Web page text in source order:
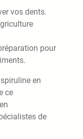
vos dents.
pour
en
ce
de